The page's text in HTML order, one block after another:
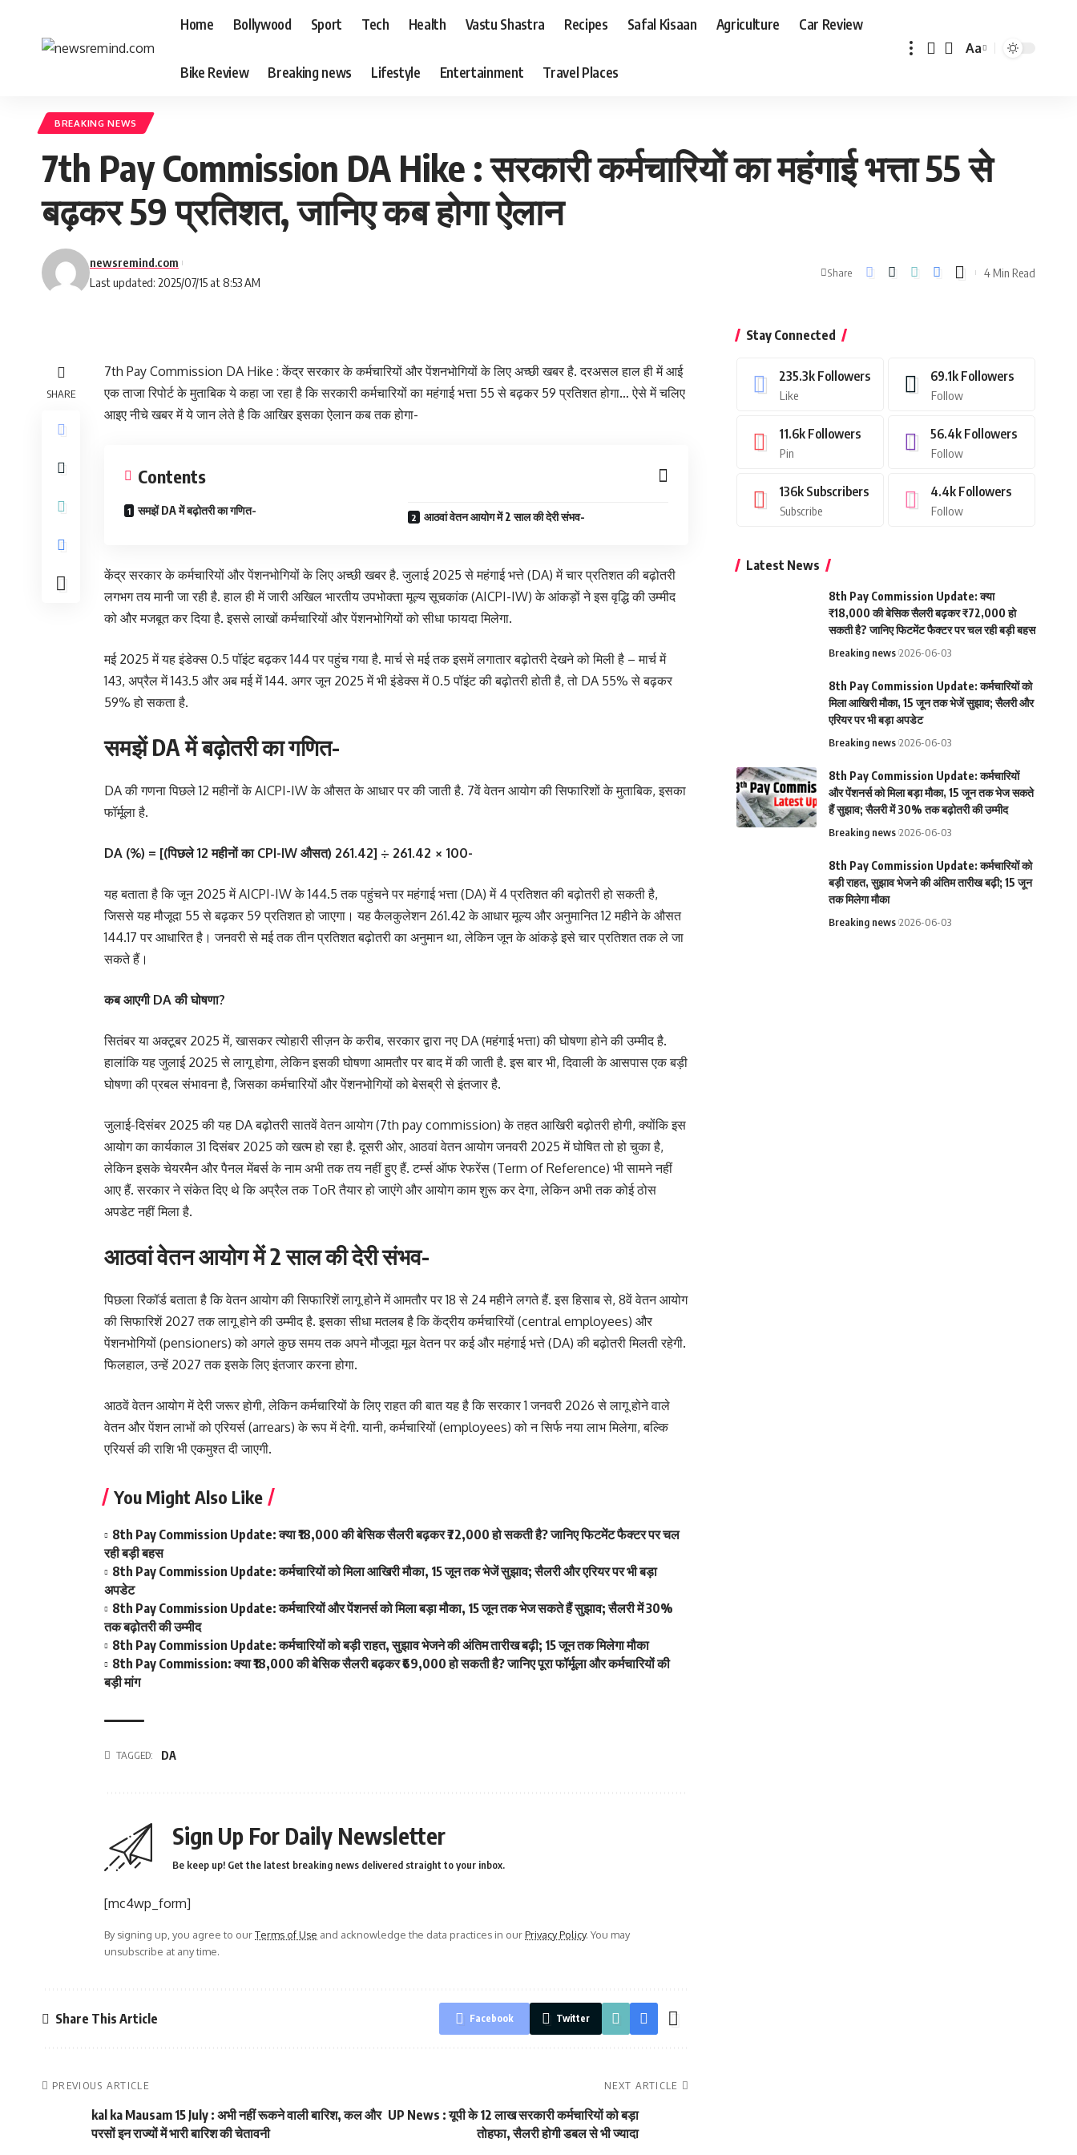
Home Bollywood Sport Tech Health Vastu Shastra Recipes Safal Kisaan Agriculture Car Review
Bike Review Breaking news Lifestyle Entertainment Travel Places
Font
Aa
BREAKING NEWS
7th Pay Commission DA Hike : सरकारी कर्मचारियों का महंगाई भत्ता 55 से
बढ़कर 59 प्रतिशत, जानिए कब होगा ऐलान
Last updated: 2025/07/15 at 8:53 AM
newsremind.com
Share 4 Min Read
SHARE
7th Pay Commission DA Hike : केंद्र सरकार के कर्मचारियों और पेंशनभोगियों के लिए अच्छी खबर है. दरअसल हाल ही में आई
एक ताजा रिपोर्ट के मुताबिक ये कहा जा रहा है कि सरकारी कर्मचारियों का महंगाई भत्ता 55 से बढ़कर 59 प्रतिशत होगा… ऐसे में चलिए
आइए नीचे खबर में ये जान लेते है कि आखिर इसका ऐलान कब तक होगा-
Contents
समझें DA में बढ़ोतरी का गणित- आठवां वेतन आयोग में 2 साल की देरी संभव-
केंद्र सरकार के कर्मचारियों और पेंशनभोगियों के लिए अच्छी खबर है. जुलाई 2025 से महंगाई भत्ते (DA) में चार प्रतिशत की बढ़ोतरी
लगभग तय मानी जा रही है. हाल ही में जारी अखिल भारतीय उपभोक्ता मूल्य सूचकांक (AICPI-IW) के आंकड़ों ने इस वृद्धि की उम्मीद
को और मजबूत कर दिया है. इससे लाखों कर्मचारियों और पेंशनभोगियों को सीधा फायदा मिलेगा.
मई 2025 में यह इंडेक्स 0.5 पॉइंट बढ़कर 144 पर पहुंच गया है. मार्च से मई तक इसमें लगातार बढ़ोतरी देखने को मिली है – मार्च में
143, अप्रैल में 143.5 और अब मई में 144. अगर जून 2025 में भी इंडेक्स में 0.5 पॉइंट की बढ़ोतरी होती है, तो DA 55% से बढ़कर
59% हो सकता है.
समझें DA में बढ़ोतरी का गणित-
DA की गणना पिछले 12 महीनों के AICPI-IW के औसत के आधार पर की जाती है. 7वें वेतन आयोग की सिफारिशों के मुताबिक, इसका
फॉर्मूला है.
DA (%) = [(पिछले 12 महीनों का CPI-IW औसत) 261.42] ÷ 261.42 × 100-
यह बताता है कि जून 2025 में AICPI-IW के 144.5 तक पहुंचने पर महंगाई भत्ता (DA) में 4 प्रतिशत की बढ़ोतरी हो सकती है,
जिससे यह मौजूदा 55 से बढ़कर 59 प्रतिशत हो जाएगा। यह कैलकुलेशन 261.42 के आधार मूल्य और अनुमानित 12 महीने के औसत
144.17 पर आधारित है। जनवरी से मई तक तीन प्रतिशत बढ़ोतरी का अनुमान था, लेकिन जून के आंकड़े इसे चार प्रतिशत तक ले जा
सकते हैं।
कब आएगी DA की घोषणा?
सितंबर या अक्टूबर 2025 में, खासकर त्योहारी सीज़न के करीब, सरकार द्वारा नए DA (महंगाई भत्ता) की घोषणा होने की उम्मीद है.
हालांकि यह जुलाई 2025 से लागू होगा, लेकिन इसकी घोषणा आमतौर पर बाद में की जाती है. इस बार भी, दिवाली के आसपास एक बड़ी
घोषणा की प्रबल संभावना है, जिसका कर्मचारियों और पेंशनभोगियों को बेसब्री से इंतजार है.
जुलाई-दिसंबर 2025 की यह DA बढ़ोतरी सातवें वेतन आयोग (7th pay commission) के तहत आखिरी बढ़ोतरी होगी, क्योंकि इस
आयोग का कार्यकाल 31 दिसंबर 2025 को खत्म हो रहा है. दूसरी ओर, आठवां वेतन आयोग जनवरी 2025 में घोषित तो हो चुका है,
लेकिन इसके चेयरमैन और पैनल मेंबर्स के नाम अभी तक तय नहीं हुए हैं. टर्म्स ऑफ रेफरेंस (Term of Reference) भी सामने नहीं
आए हैं. सरकार ने संकेत दिए थे कि अप्रैल तक ToR तैयार हो जाएंगे और आयोग काम शुरू कर देगा, लेकिन अभी तक कोई ठोस
अपडेट नहीं मिला है.
आठवां वेतन आयोग में 2 साल की देरी संभव-
पिछला रिकॉर्ड बताता है कि वेतन आयोग की सिफारिशें लागू होने में आमतौर पर 18 से 24 महीने लगते हैं. इस हिसाब से, 8वें वेतन आयोग
की सिफारिशें 2027 तक लागू होने की उम्मीद है. इसका सीधा मतलब है कि केंद्रीय कर्मचारियों (central employees) और
पेंशनभोगियों (pensioners) को अगले कुछ समय तक अपने मौजूदा मूल वेतन पर कई और महंगाई भत्ते (DA) की बढ़ोतरी मिलती रहेगी.
फिलहाल, उन्हें 2027 तक इसके लिए इंतजार करना होगा.
आठवें वेतन आयोग में देरी जरूर होगी, लेकिन कर्मचारियों के लिए राहत की बात यह है कि सरकार 1 जनवरी 2026 से लागू होने वाले
वेतन और पेंशन लाभों को एरियर्स (arrears) के रूप में देगी. यानी, कर्मचारियों (employees) को न सिर्फ नया लाभ मिलेगा, बल्कि
एरियर्स की राशि भी एकमुश्त दी जाएगी.
You Might Also Like
8th Pay Commission Update: क्या ₹18,000 की बेसिक सैलरी बढ़कर ₹72,000 हो सकती है? जानिए फिटमेंट फैक्टर पर चल
रही बड़ी बहस
8th Pay Commission Update: कर्मचारियों को मिला आखिरी मौका, 15 जून तक भेजें सुझाव; सैलरी और एरियर पर भी बड़ा
अपडेट
8th Pay Commission Update: कर्मचारियों और पेंशनर्स को मिला बड़ा मौका, 15 जून तक भेज सकते हैं सुझाव; सैलरी में 30%
तक बढ़ोतरी की उम्मीद
8th Pay Commission Update: कर्मचारियों को बड़ी राहत, सुझाव भेजने की अंतिम तारीख बढ़ी; 15 जून तक मिलेगा मौका
8th Pay Commission: क्या ₹18,000 की बेसिक सैलरी बढ़कर ₹69,000 हो सकती है? जानिए पूरा फॉर्मूला और कर्मचारियों की
बड़ी मांग
TAGGED: DA
Sign Up For Daily Newsletter
Be keep up! Get the latest breaking news delivered straight to your inbox.
[mc4wp_form]
By signing up, you agree to ourTerms of Use and acknowledge the data practices in ourPrivacy Policy. You may
unsubscribe at any time.
Share This Article Facebook Twitter
PREVIOUS ARTICLE
kal ka Mausam 15 July : अभी नहीं रूकने वाली बारिश, कल और
परसों इन राज्यों में भारी बारिश की चेतावनी
NEXT ARTICLE
UP News : यूपी के 12 लाख सरकारी कर्मचारियों को बड़ा
तोहफा, सैलरी होगी डबल से भी ज्यादा
Stay Connected
235.3k Followers
Like
69.1k Followers
Follow
11.6k Followers
Pin
56.4k Followers
Follow
136k Subscribers
Subscribe
4.4k Followers
Follow
Latest News
8th Pay Commission Update: क्या
₹18,000 की बेसिक सैलरी बढ़कर ₹72,000 हो
सकती है? जानिए फिटमेंट फैक्टर पर चल रही बड़ी बहस
Breaking news 2026-06-03
8th Pay Commission Update: कर्मचारियों को
मिला आखिरी मौका, 15 जून तक भेजें सुझाव; सैलरी और
एरियर पर भी बड़ा अपडेट
Breaking news 2026-06-03
8th Pay Commission Update: कर्मचारियों
और पेंशनर्स को मिला बड़ा मौका, 15 जून तक भेज सकते
हैं सुझाव; सैलरी में 30% तक बढ़ोतरी की उम्मीद
Breaking news 2026-06-03
8th Pay Commission Update: कर्मचारियों को
बड़ी राहत, सुझाव भेजने की अंतिम तारीख बढ़ी; 15 जून
तक मिलेगा मौका
Breaking news 2026-06-03